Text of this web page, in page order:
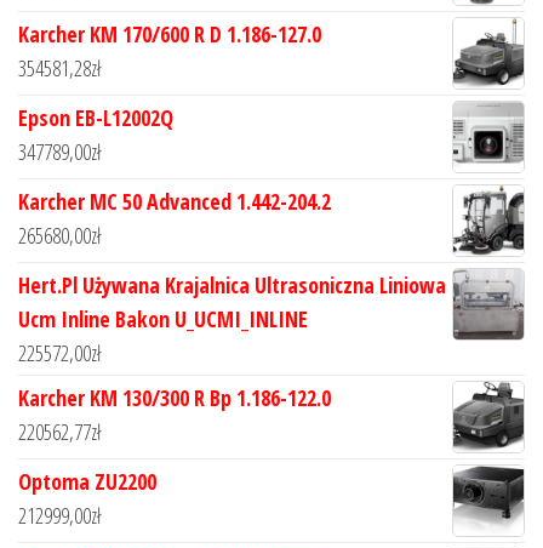
Karcher KM 170/600 R D 1.186-127.0
354581,28zł
Epson EB-L12002Q
347789,00zł
Karcher MC 50 Advanced 1.442-204.2
265680,00zł
Hert.Pl Używana Krajalnica Ultrasoniczna Liniowa
Ucm Inline Bakon U_UCMI_INLINE
225572,00zł
Karcher KM 130/300 R Bp 1.186-122.0
220562,77zł
Optoma ZU2200
212999,00zł